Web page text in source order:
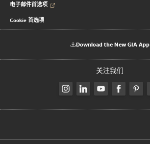
电子邮件首选项
Cookie 首选项
Download the New GIA App
关注我们